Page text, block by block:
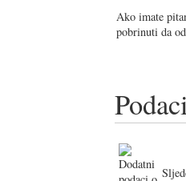
Ako imate
pobrinuti da